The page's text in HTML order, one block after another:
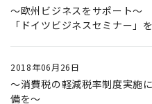
〜欧州ビジネスをサポート〜
「ドイツビジネスセミナー」
2018年06月26日
〜消費税の軽減税率制度実施
備を〜